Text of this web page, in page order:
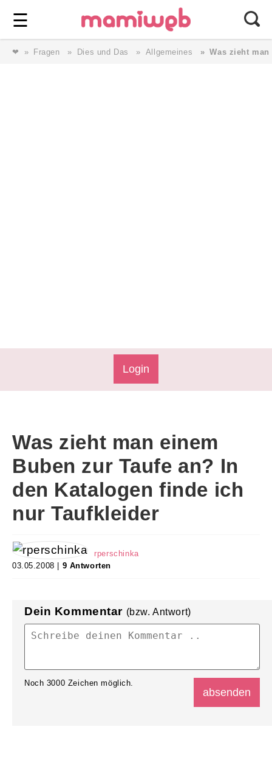
☰ ⎯ Wir lieben Familie ⎯
❤ Fragen Dies und Das Allgemeines Was zieht
Login
Was zieht man einem
Buben zur Taufe an? In
den Katalogen finde ich
nur Taufkleider
rperschinka
03.05.2008 | 9 Antworten
Dein Kommentar (bzw. Antwort)
Noch 3000 Zeichen möglich.